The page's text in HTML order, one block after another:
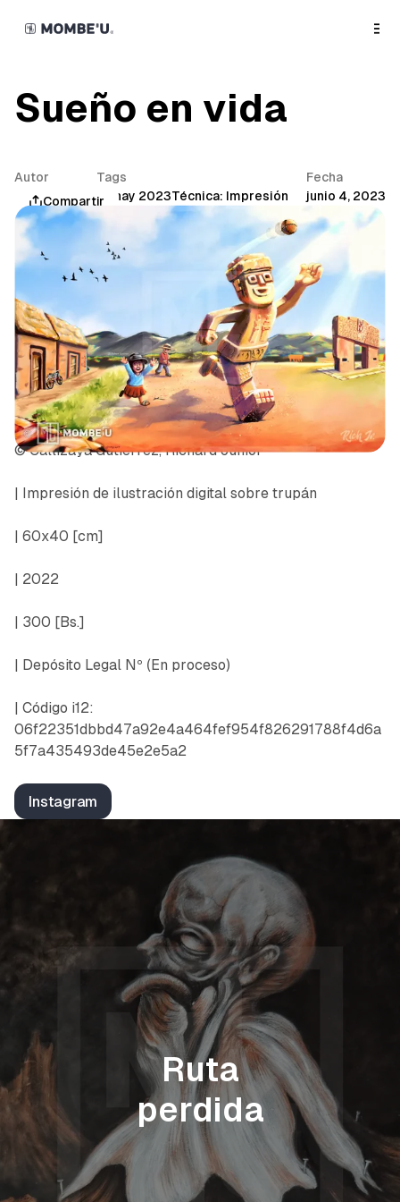
Sueño en vida
Autor
Mombe'u®
Tags
Munay 2023Técnica: Impresión
Fecha
junio 4, 2023
Compartir
© Callizaya Gutierrez, Richard Junior
| Impresión de ilustración digital sobre trupán
| 60x40 [cm]
| 2022
| 300 [Bs.]
| Depósito Legal Nº (En proceso)
| Código i12:
06f22351dbbd47a92e4a464fef954f826291788f4d6a
5f7a435493de45e2e5a2
Instagram
Ruta
perdida